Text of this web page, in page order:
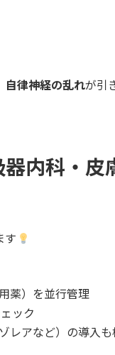
自律神経の乱れが引
内科・皮
す
薬）を並行管理
ック
レアなど）の導入も